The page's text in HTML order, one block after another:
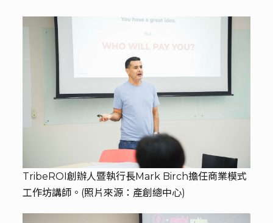
TribeROI創辦人暨執行長Mark Birch擔任商業模式
工作坊講師。(照片來源：產創總中心)